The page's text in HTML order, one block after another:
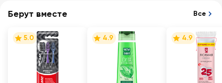
Берут вместе Все
5.0 4.9 4.9